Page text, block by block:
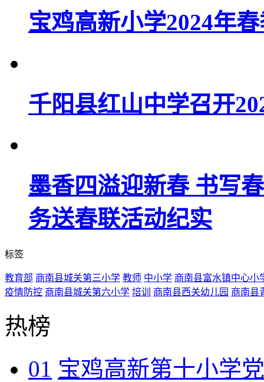
宝鸡高新小学2024年
千阳县红山中学召开
墨香四溢迎新春 书写
务送春联活动纪实
标签
教育部 商南县城关第三小学 教师 中小学 商南县富水镇中心小
疫情防控 商南县城关第六小学 培训 商南县西关幼儿园 商南县
热榜
01 宝鸡高新第十小学